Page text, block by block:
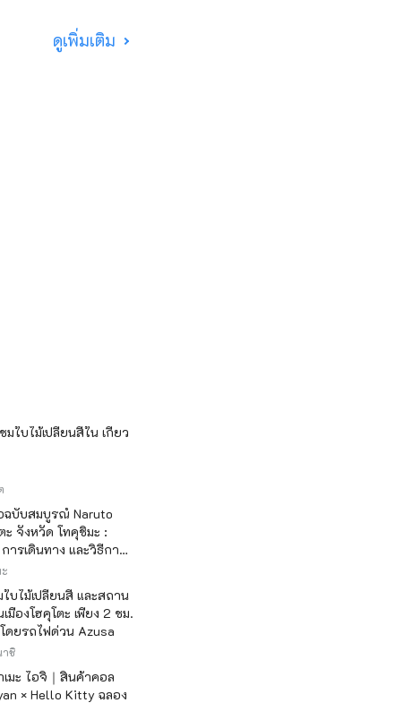
ดูเพิ่มเติม
ใบไม้เปลี่ยนสีใน เกียว
บับสมบูรณ์ Naruto
ะ จังหวัด โทคุชิมะ :
ารเดินทาง และวิธีการ
บไม้เปลี่ยนสี และสถาน
มืองโฮคุโตะ เพียง 2 ชม.
ดยรถไฟด่วน Azusa
ชิ
เมะ ไอจิ｜สินค้าคอล
× Hello Kitty ฉลอง